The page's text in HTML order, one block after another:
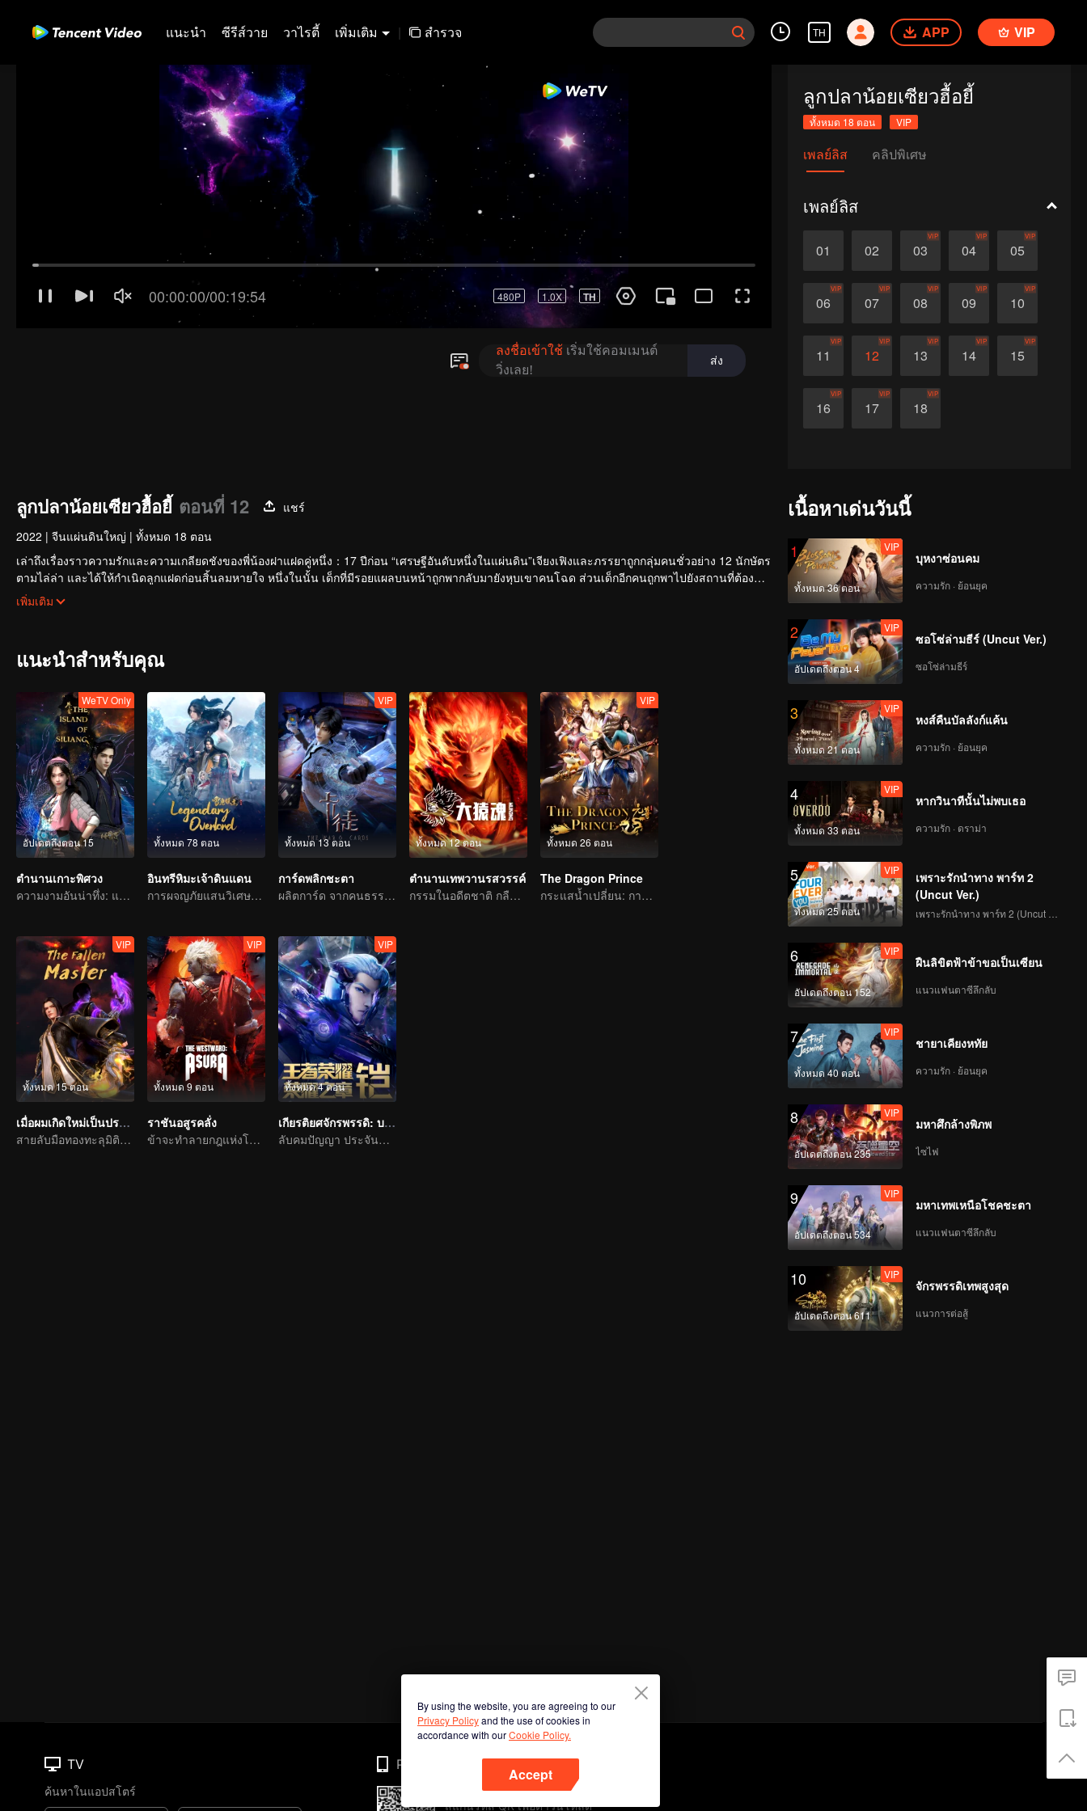
แนะนำ ซีรีส์วาย วาไรตี้ เพิ่มเติม | สำรวจ TH APP VIP
ลูกปลาน้อยเซียวฮื้อยี้
ทั้งหมด 18 ตอน VIP
เพลย์ลิส คลิปพิเศษ
เพลย์ลิส
01 02 03
VIP
04
VIP
05
VIP
06
VIP
07
VIP
08
VIP
09
VIP
10
VIP
11
VIP
12
VIP
13
VIP
14
VIP
15
VIP
16
VIP
17
VIP
18
VIP
ลูกปลาน้อยเซียวฮื้อยี้ ตอนที่ 12
แชร์
2022 | จีนแผ่นดินใหญ่ | ทั้งหมด 18 ตอน
เล่าถึงเรื่องราวความรักและความเกลียดชังของพี่น้องฝาแฝดคู่หนึ่ง：17 ปีก่อน “เศรษฐีอันดับหนึ่งในแผ่นดิน”เจียงเฟิงและภรรยาถูกกลุ่มคนชั่วอย่าง 12 นักษัตร
ตามไล่ล่า และได้ให้กำเนิดลูกแฝดก่อนสิ้นลมหายใจ หนึ่งในนั้น เด็กที่มีรอยแผลบนหน้าถูกพากลับมายังหุบเขาคนโฉด ส่วนเด็กอีกคนถูกพาไปยังสถานที่ต้อง
ห้ามของบู๊ลิ้มอย่างวังบุปผา หลายปีต่อมา เด็กหนุ่มหน้าบากเจียงเสี่ยวอวี๋ถูกเลี้ยงดูโดยคนโฉดแห่งหุบเขาคนโฉดจนเติบใหญ่ ตั้งมั่นกลายเป็น“คนโฉดอันดับ
เมื่อกงล้อแห่งโชคชะตาขับเคลื่อน ยุทธภพแห่งความบาดหมางแต่ก็ไม่สามารถตัดรอนสายสัมพันธ์ของพวกเขาพี่น้องก็ได้เริ่มเปิดฉาก...
เพิ่มเติม
แนะนำสำหรับคุณ
อัปเดตถึงตอน 15
WeTV Only
ตำนานเกาะพิศวง
ความงามอันน่าทึ่ง: แฟนตาซีโบราณ 3D
ทั้งหมด 78 ตอน
อินทรีหิมะเจ้าดินแดน
การผจญภัยแสนวิเศษและอุปสรรคของเด็กหนุ่มเริ่มต้นขึ้นอีกครั้ง
ทั้งหมด 13 ตอน
VIP
การ์ดพลิกชะตา
ผลิตการ์ด จากคนธรรมดาสู่วีรบุรุษ
ทั้งหมด 12 ตอน
ตำนานเทพวานรสวรรค์
กรรมในอดีตชาติ กลืนสวรรค์ให้แหลกสลาย
ทั้งหมด 26 ตอน
VIP
The Dragon Prince
กระแสน้ำเปลี่ยน: การผจญภัยของนักเขียนหนุ่ม
ทั้งหมด 15 ตอน
VIP
เมื่อผมเกิดใหม่เป็นปรมาจารย์
สายลับมือทองทะลุมิติตะลุยจิ่วฮวง
ทั้งหมด 9 ตอน
VIP
ราชันอสูรคลั่ง
ข้าจะทำลายกฎแห่งโชคชะตาเอง!
ทั้งหมด 4 ตอน
VIP
เกียรติยศจักรพรรดิ: บทแห่งเกียรติยศ ภาคสวรรค์ลิขิต
ลับคมปัญญา ประจันชะตา
เนื้อหาเด่นวันนี้
1
ทั้งหมด 36 ตอน
VIP
บุหงาซ่อนคม
ความรัก · ย้อนยุค
2
อัปเดตถึงตอน 4
VIP
ซอโซ่ล่ามธีร์ (Uncut Ver.)
ซอโซ่ล่ามธีร์
3
ทั้งหมด 21 ตอน
VIP
หงส์คืนบัลลังก์แค้น
ความรัก · ย้อนยุค
4
ทั้งหมด 33 ตอน
VIP
หากวินาทีนั้นไม่พบเธอ
ความรัก · ดราม่า
5
ทั้งหมด 25 ตอน
VIP
เพราะรักนำทาง พาร์ท 2
(Uncut Ver.)
6
อัปเดตถึงตอน 152
VIP
ฝืนลิขิตฟ้าข้าขอเป็นเซียน
แนวแฟนตาซีลึกลับ
7
ทั้งหมด 40 ตอน
VIP
ชายาเคียงหทัย
ความรัก · ย้อนยุค
8
อัปเดตถึงตอน 235
VIP
มหาศึกล้างพิภพ
ไซไฟ
9
อัปเดตถึงตอน 534
VIP
มหาเทพเหนือโชคชะตา
แนวแฟนตาซีลึกลับ
10
อัปเดตถึงตอน 611
VIP
จักรพรรดิเทพสูงสุด
แนวการต่อสู้
By using the website, you are agreeing to our
Privacy Policyand the use of cookies in
accordance with ourCookie Policy.
Accept
TV
ค้นหาในแอปสโตร์
Phone
สแกนรหัส QR เพื่อดาวน์โหลด